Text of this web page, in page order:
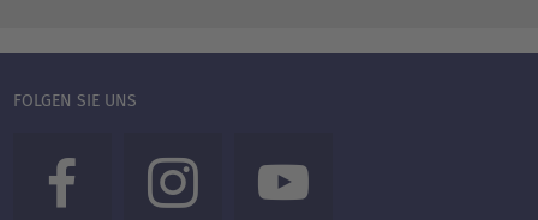
FOLGEN SIE UNS